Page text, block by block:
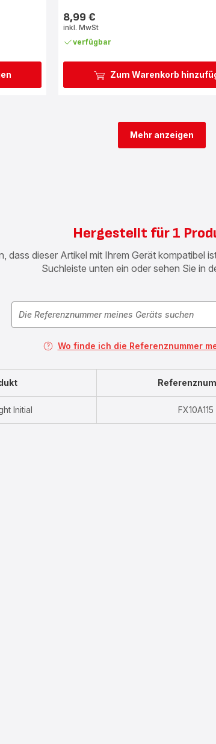
Zum Warenkorb
Preis
8,99 €
inkl. MwSt
verfügbar
Mehr anzeigen
Hergestellt für 1
dass dieser Artikel mit Ihrem Gerät kompatibel
Suchleiste unten ein oder sehen Sie in
Wo finde ich die Referenznummer
Initial FX10A115